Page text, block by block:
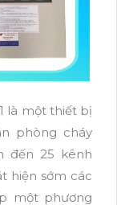
là một thiết bị
phòng cháy
đến 25 kênh
hiện sớm các
một phương